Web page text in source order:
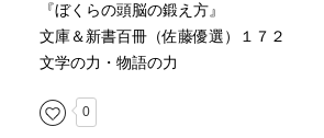
『ぼくらの頭脳の鍛え方』
文庫＆新書百冊（佐藤優選）１７２
文学の力・物語の力
0